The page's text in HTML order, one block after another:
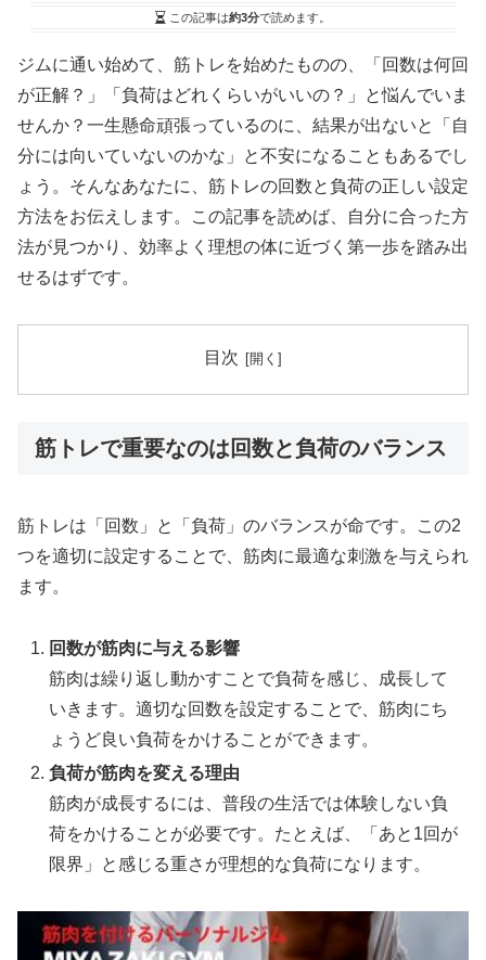
この記事は約3分で読めます。
ジムに通い始めて、筋トレを始めたものの、「回数は何回
が正解？」「負荷はどれくらいがいいの？」と悩んでいま
せんか？一生懸命頑張っているのに、結果が出ないと「自
分には向いていないのかな」と不安になることもあるでし
ょう。そんなあなたに、筋トレの回数と負荷の正しい設定
方法をお伝えします。この記事を読めば、自分に合った方
法が見つかり、効率よく理想の体に近づく第一歩を踏み出
せるはずです。
目次
筋トレで重要なのは回数と負荷のバランス
筋トレは「回数」と「負荷」のバランスが命です。この2
つを適切に設定することで、筋肉に最適な刺激を与えられ
ます。
回数が筋肉に与える影響
筋肉は繰り返し動かすことで負荷を感じ、成長して
いきます。適切な回数を設定することで、筋肉にち
ょうど良い負荷をかけることができます。
負荷が筋肉を変える理由
筋肉が成長するには、普段の生活では体験しない負
荷をかけることが必要です。たとえば、「あと1回が
限界」と感じる重さが理想的な負荷になります。